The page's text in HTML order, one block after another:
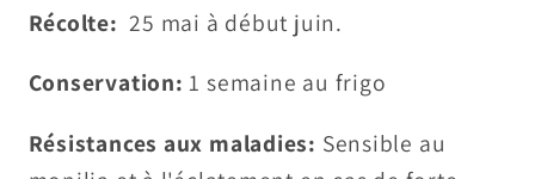
Récolte: 25 mai à début juin.
Conservation: 1 semaine au frigo
Résistances aux maladies: Sensible au